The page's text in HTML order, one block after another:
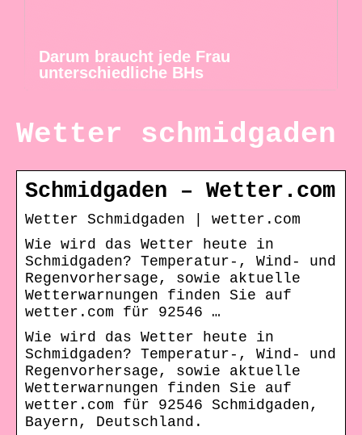
Darum braucht jede Frau
unterschiedliche BHs
Wetter schmidgaden
Schmidgaden – Wetter.com
Wetter Schmidgaden | wetter.com
Wie wird das Wetter heute in
Schmidgaden? Temperatur-, Wind- und
Regenvorhersage, sowie aktuelle
Wetterwarnungen finden Sie auf
wetter.com für 92546 …
Wie wird das Wetter heute in
Schmidgaden? Temperatur-, Wind- und
Regenvorhersage, sowie aktuelle
Wetterwarnungen finden Sie auf
wetter.com für 92546 Schmidgaden,
Bayern, Deutschland.